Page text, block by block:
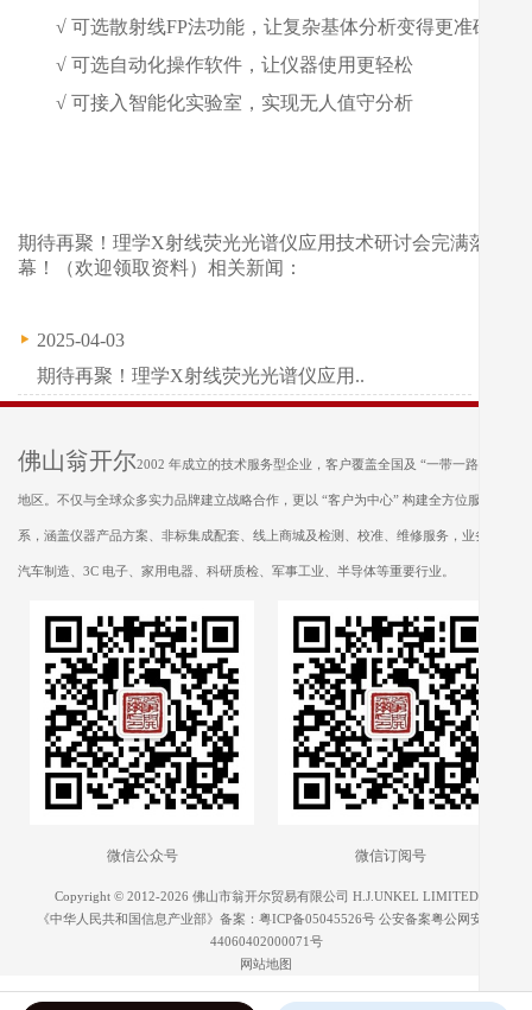
√ 可选散射线FP法功能，让复杂基体分析变得更准确
√ 可选自动化操作软件，让仪器使用更轻松
√ 可接入智能化实验室，实现无人值守分析
期待再聚！理学X射线荧光光谱仪应用技术研讨会完满落
幕！（欢迎领取资料）相关新闻：
2025-04-03
期待再聚！理学X射线荧光光谱仪应用..
佛山翁开尔2002 年成立的技术服务型企业，客户覆盖全国及 “一带一路” 沿线
地区。不仅与全球众多实力品牌建立战略合作，更以 “客户为中心” 构建全方位服务体
系，涵盖仪器产品方案、非标集成配套、线上商城及检测、校准、维修服务，业务遍及
汽车制造、3C 电子、家用电器、科研质检、军事工业、半导体等重要行业。
微信公众号 微信订阅号
Copyright © 2012-2026 佛山市翁开尔贸易有限公司 H.J.UNKEL LIMITED
《中华人民共和国信息产业部》备案： 粤ICP备05045526号公安备案粤公网安备
44060402000071号
网站地图